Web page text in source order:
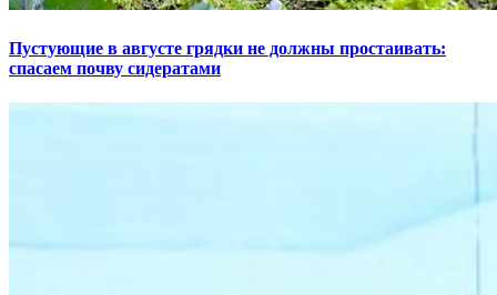
Пустующие в августе грядки не должны простаивать:
спасаем почву сидератами